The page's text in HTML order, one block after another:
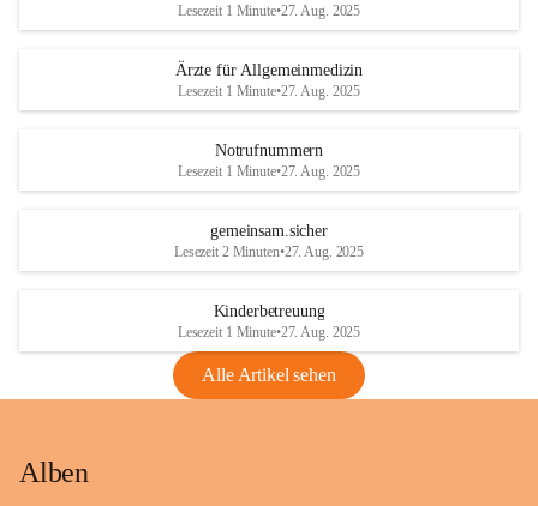
Lesezeit 1 Minute•27. Aug. 2025
Ärzte für Allgemeinmedizin
Lesezeit 1 Minute•27. Aug. 2025
Notrufnummern
Lesezeit 1 Minute•27. Aug. 2025
gemeinsam.sicher
Lesezeit 2 Minuten•27. Aug. 2025
Kinderbetreuung
Lesezeit 1 Minute•27. Aug. 2025
Alle Artikel sehen
Alben